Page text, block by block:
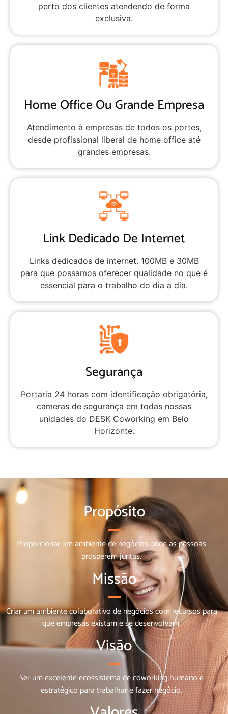
perto dos clientes atendendo de forma
exclusiva.
Home Office Ou Grande Empresa
Atendimento à empresas de todos os portes,
desde profissional liberal de home office até
grandes empresas.
Link Dedicado De Internet
Links dedicados de internet. 100MB e 30MB
para que possamos oferecer qualidade no que é
essencial para o trabalho do dia a dia.
Segurança
Portaria 24 horas com identificação obrigatória,
cameras de segurança em todas nossas
unidades do DESK Coworking em Belo
Horizonte.
Propósito
Proporcionar um ambiente de negócios onde as pessoas
prosperem juntas.
Missão
Criar um ambiente colaborativo de negócios com recursos para
que empresas existam e se desenvolvam.
Visão
Ser um excelente ecossistema de coworking humano e
estratégico para trabalhar e fazer negócio.